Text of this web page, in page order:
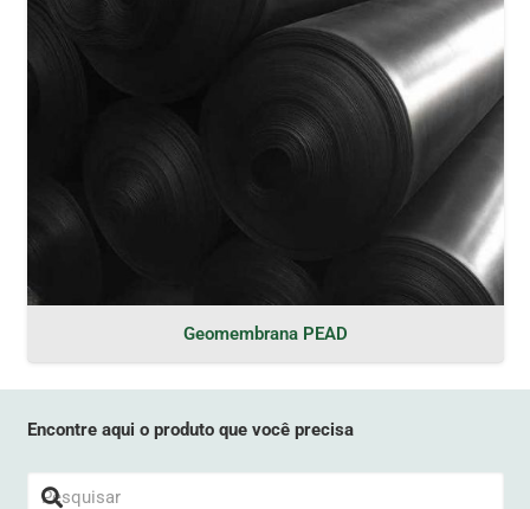
Geomembrana PEAD
Encontre aqui o produto que você precisa